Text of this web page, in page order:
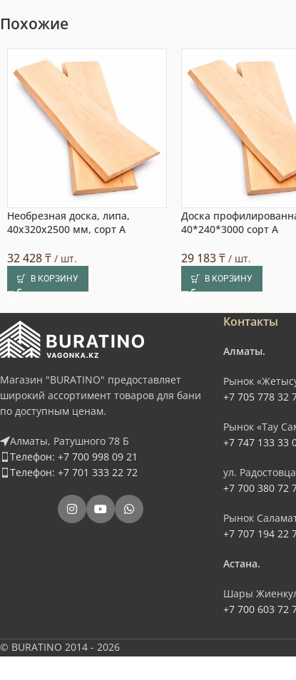
Похожие
Необрезная доска, липа,
40x320x2500 мм, сорт A
32 428₸ / шт.
В КОРЗИНУ
Доска
40*240*3000 сорт А
29 183₸ / шт.
В КОРЗИНУ
Магазин "BURATINO" предоставляет
широкий ассортимент товаров для бани
по доступным ценам.
Алматы, Ратушного 78 Б
Телефон: +7 700 998 09 21
Телефон: +7 701 333 22 72
Контакты
Алматы.
Рынок
+7 705 778 32
Рынок «Тау
+7 747 133 33
ул.
+7 700 380 72
Рынок
+7 707 194 22
Астана.
Шары
+7 700 603 72
© BURATINO 2014 - 2026